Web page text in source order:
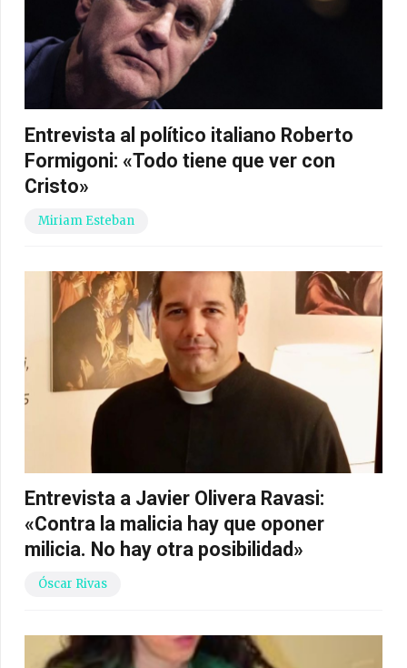
Entrevista al político italiano Roberto
Formigoni: «Todo tiene que ver con
Cristo»
Miriam Esteban
Entrevista a Javier Olivera Ravasi:
«Contra la malicia hay que oponer
milicia. No hay otra posibilidad»
Óscar Rivas